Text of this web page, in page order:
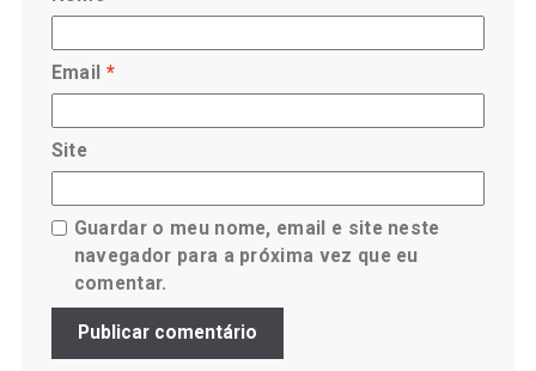
Email *
Site
Guardar o meu nome, email e site neste
navegador para a próxima vez que eu
comentar.